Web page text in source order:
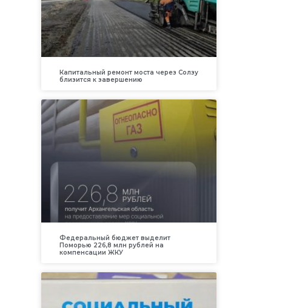
Капитальный ремонт моста через Солзу
близится к завершению
Федеральный бюджет выделит
Поморью 226,8 млн рублей на
компенсации ЖКУ